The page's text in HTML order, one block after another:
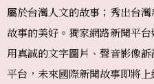
屬於台灣人文的故事；秀出台
故事的美好。獨家網路新聞平
用真誠的文字圖片、聲音影像
平台，未來國際新聞故事即將上